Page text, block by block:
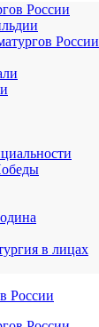
России
России
в лицах
России